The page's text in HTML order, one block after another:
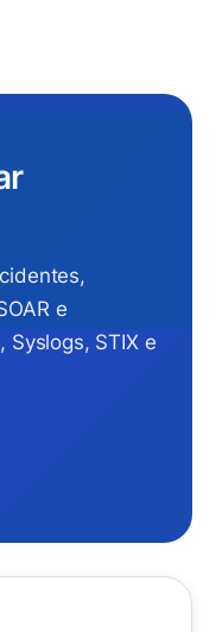
e
Syslogs, STIX e